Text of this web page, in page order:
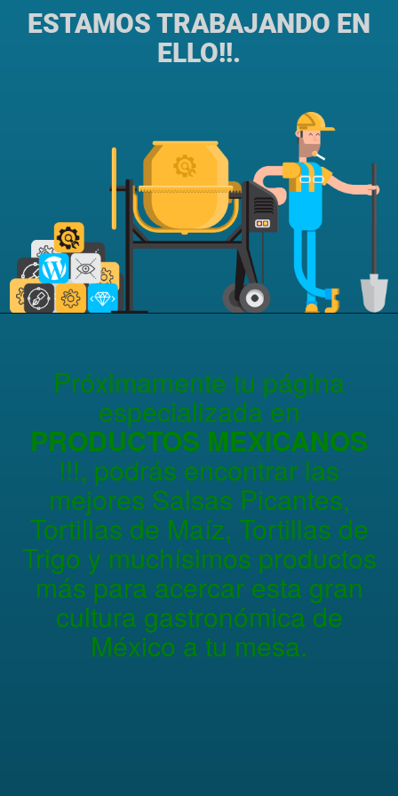
ESTAMOS TRABAJANDO EN
ELLO!!.
Próximamente tu página
especializada en
PRODUCTOS MEXICANOS
!!!, podrás encontrar las
mejores Salsas Picantes,
Tortillas de Maíz, Tortillas de
Trigo y muchísimos productos
más para acercar esta gran
cultura gastronómica de
México a tu mesa.